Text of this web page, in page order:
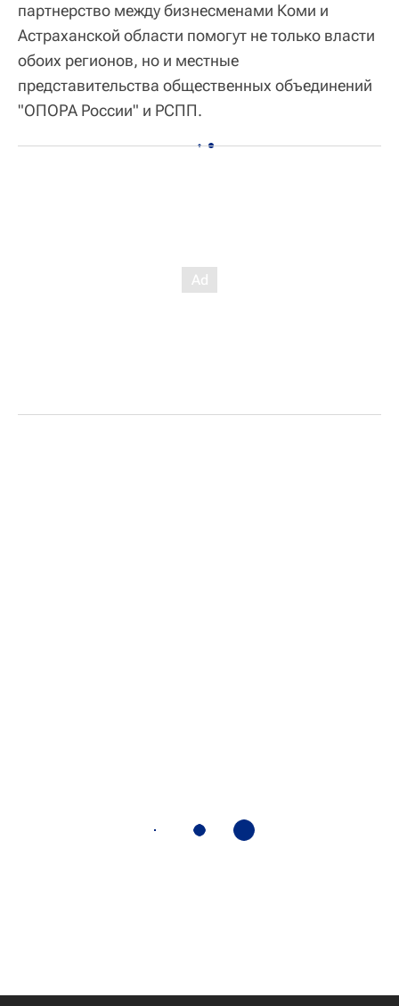
партнерство между бизнесменами Коми и
Астраханской области помогут не только власти
обоих регионов, но и местные
представительства общественных объединений
"ОПОРА России" и РСПП.